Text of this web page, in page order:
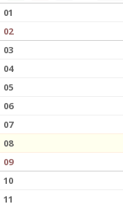
01
02
03
04
05
06
07
08
09
10
11